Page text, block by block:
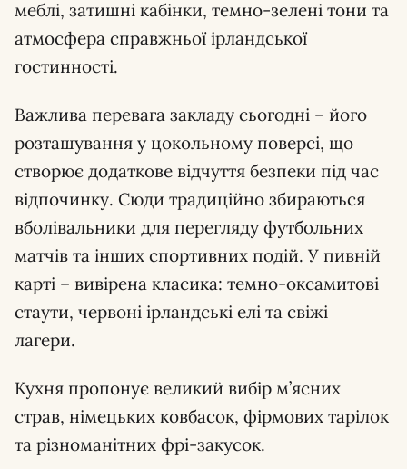
меблі, затишні кабінки, темно-зелені тони та
атмосфера справжньої ірландської
гостинності.
Важлива перевага закладу сьогодні – його
розташування у цокольному поверсі, що
створює додаткове відчуття безпеки під час
відпочинку. Сюди традиційно збираються
вболівальники для перегляду футбольних
матчів та інших спортивних подій. У пивній
карті – вивірена класика: темно-оксамитові
стаути, червоні ірландські елі та свіжі
лагери.
Кухня пропонує великий вибір м’ясних
страв, німецьких ковбасок, фірмових тарілок
та різноманітних фрі-закусок.